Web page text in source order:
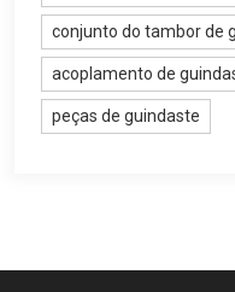
conjunto do tambor de
acoplamento de
peças de guindaste